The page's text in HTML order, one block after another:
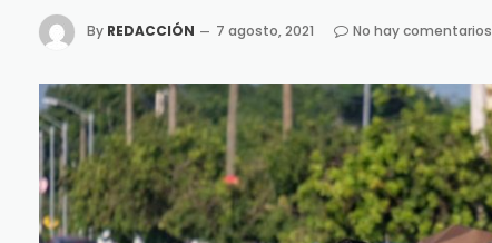
By REDACCIÓN 7 agosto, 2021 No hay comentarios